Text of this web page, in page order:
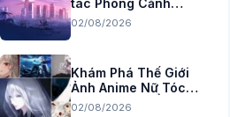
tác Phong Cảnh
Anime 3D, 4K Sắc Nét
02/08/2026
Khám Phá Thế Giới
Ảnh Anime Nữ Tóc
Trắng Đầy Bí Ẩn và
02/08/2026